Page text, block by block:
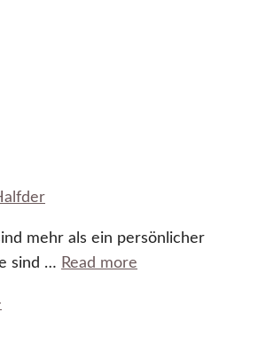
mehr als ein persönlicher
sind … Read more